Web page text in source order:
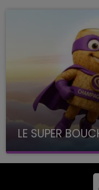
LE SUPER
avec La Famille